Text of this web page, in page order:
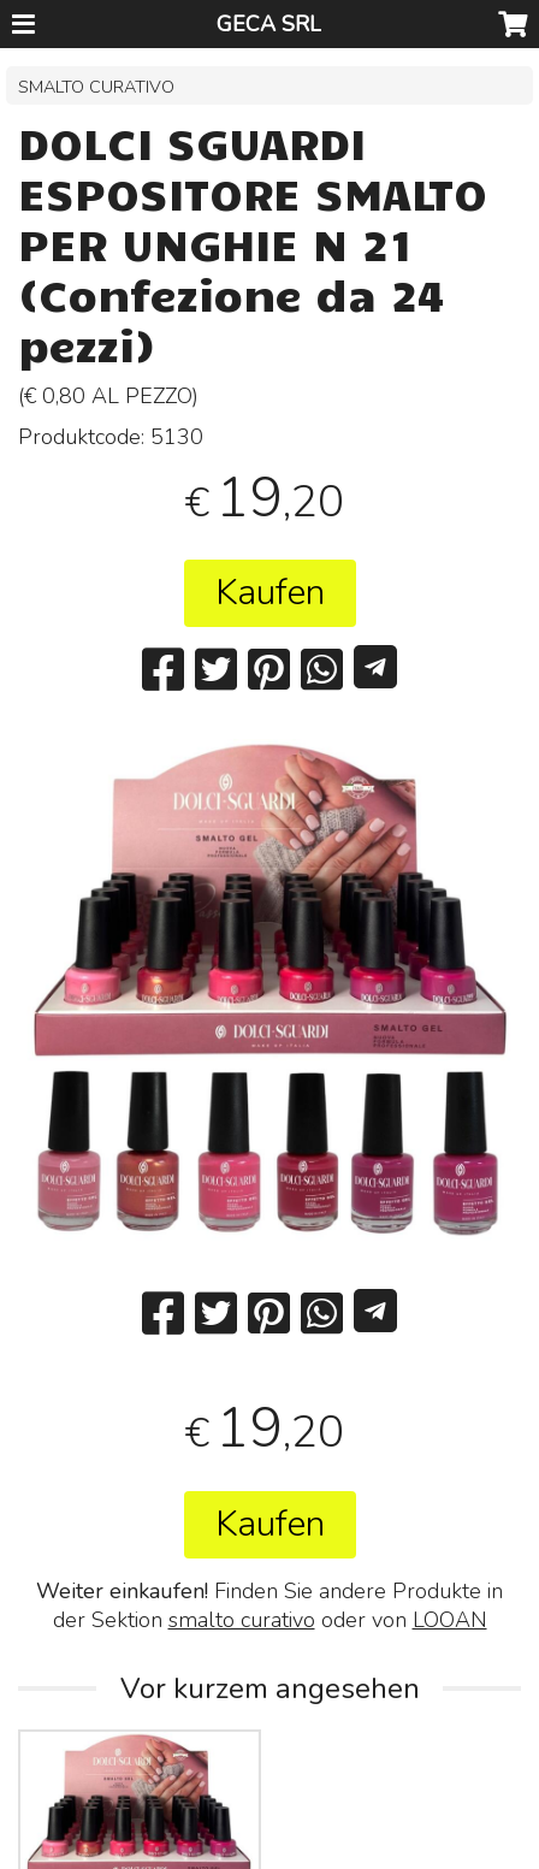
GECA SRL
SMALTO CURATIVO
DOLCI SGUARDI
ESPOSITORE SMALTO
PER UNGHIE N 21
(Confezione da 24
pezzi)
(€ 0,80 AL PEZZO)
Produktcode: 5130
€ 19,20
Kaufen
€ 19,20
Kaufen
Weiter einkaufen! Finden Sie andere Produkte in
der Sektion smalto curativo oder von LOOAN
Vor kurzem angesehen